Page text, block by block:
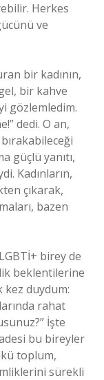
Herkes
ve
bir kadının,
bir kahve
gözlemledim.
dedi. O an,
güçlü yanıtı,
Kadınların,
çıkarak,
bazen
birey de
beklentilerine
duydum:
rahat
İşte
bu bireyler
toplum,
sürekli